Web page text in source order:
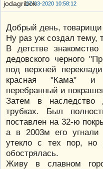
27-03-2020 10:58:12
Добрый день, товарищи
Ну раз уж создал тему,
В детстве
дедовского черного
под верхней
красная "Кама" и
перебранный и
Затем в
трубках. Был
поставлен на 32-ю
а в 2003м его
утекло с тех пор, но
обострялась.
Живу в славном